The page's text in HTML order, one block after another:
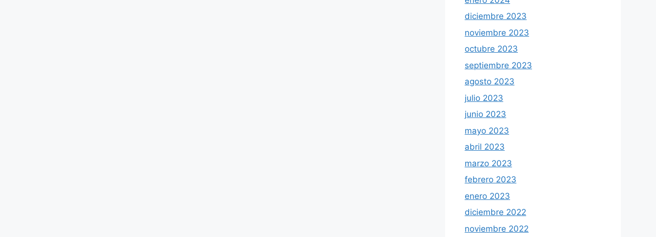
diciembre 2023
noviembre 2023
octubre 2023
septiembre 2023
agosto 2023
julio 2023
junio 2023
mayo 2023
abril 2023
marzo 2023
febrero 2023
enero 2023
diciembre 2022
noviembre 2022